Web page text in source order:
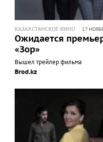
КАЗАХСТАНСКОЕ КИНО 17
Ожидается
«Зор»
Вышел трейлер фильма
Brod.kz